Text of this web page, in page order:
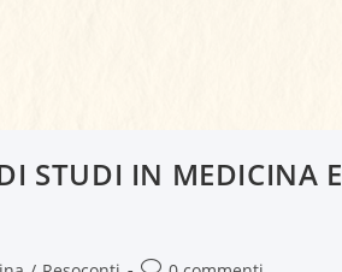
STUDI IN MEDICINA E